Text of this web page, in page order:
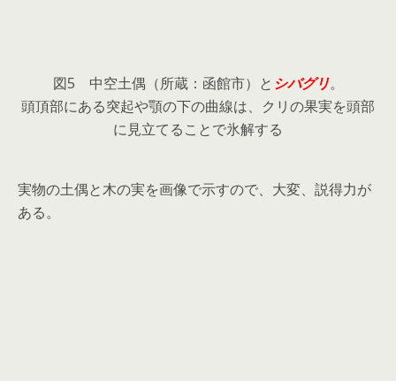
図5 中空土偶（所蔵：函館市）と シバグリ。
頭頂部にある突起や顎の下の曲線は、クリの果実を頭部
に見立てることで氷解する
実物の土偶と木の実を画像で示すので、大変、説得力が
ある。